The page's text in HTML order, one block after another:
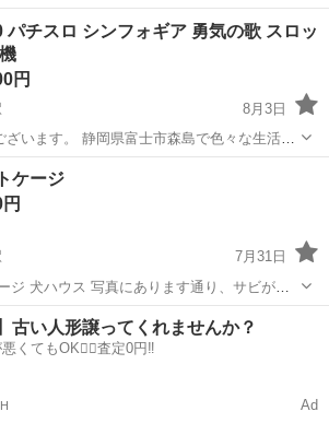
の男女活躍中！嬉しい土日休み♪年間休日
やすい★1食170円～格安食堂利用可！《静岡
場のお仕事...
駅
パチスロ シンフォギア 勇気の歌 スロッ
円
8月3日
ざいます。 静岡県富士市森島で色々な生活家
せ
...
駅
ケージ
7月31日
ります通り、サビがあ
ます。 元は20000円程だと思います。 組み立
、 お送り致します。
駅 その他
古い人形譲ってくれませんか？
くてもOK🙆‍♀️査定0円‼️
Ad